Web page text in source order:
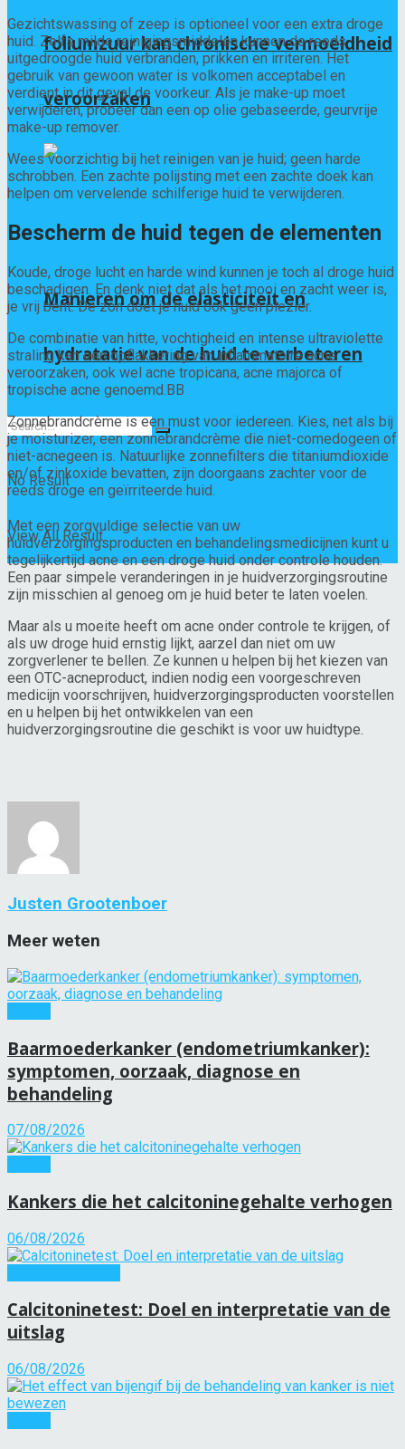
foliumzuur kan chronische vermoeidheid
veroorzaken
Manieren om de elasticiteit en
hydratatie van de huid te verbeteren
No Result
View All Result
Gezichtswassing of zeep is optioneel voor een extra droge
huid. Zelfs milde reinigingsmiddelen kunnen de reeds
uitgedroogde huid verbranden, prikken en irriteren. Het
gebruik van gewoon water is volkomen acceptabel en
verdient in dit geval de voorkeur. Als je make-up moet
verwijderen, probeer dan een op olie gebaseerde, geurvrije
make-up remover.
Wees voorzichtig bij het reinigen van je huid; geen harde
schrobben. Een zachte polijsting met een zachte doek kan
helpen om vervelende schilferige huid te verwijderen.
Bescherm de huid tegen de elementen
Koude, droge lucht en harde wind kunnen je toch al droge huid
beschadigen. En denk niet dat als het mooi en zacht weer is,
je vrij bent. De zon doet je huid ook geen plezier.
De combinatie van hitte, vochtigheid en intense ultraviolette
straling kan een opflakkering van inflammatoire acne
veroorzaken, ook wel acne tropicana, acne majorca of
tropische acne genoemd.BB
Zonnebrandcrème is een must voor iedereen. Kies, net als bij
je moisturizer, een zonnebrandcrème die niet-comedogeen of
niet-acnegeen is. Natuurlijke zonnefilters die titaniumdioxide
en/of zinkoxide bevatten, zijn doorgaans zachter voor de
reeds droge en geïrriteerde huid.
Met een zorgvuldige selectie van uw
huidverzorgingsproducten en behandelingsmedicijnen kunt u
tegelijkertijd acne en een droge huid onder controle houden.
Een paar simpele veranderingen in je huidverzorgingsroutine
zijn misschien al genoeg om je huid beter te laten voelen.
Maar als u moeite heeft om acne onder controle te krijgen, of
als uw droge huid ernstig lijkt, aarzel dan niet om uw
zorgverlener te bellen. Ze kunnen u helpen bij het kiezen van
een OTC-acneproduct, indien nodig een voorgeschreven
medicijn voorschrijven, huidverzorgingsproducten voorstellen
en u helpen bij het ontwikkelen van een
huidverzorgingsroutine die geschikt is voor uw huidtype.
Justen Grootenboer
Meer weten
Baarmoederkanker (endometriumkanker):
symptomen, oorzaak, diagnose en
behandeling
07/08/2026
Kankers die het calcitoninegehalte verhogen
06/08/2026
Calcitoninetest: Doel en interpretatie van de
uitslag
06/08/2026